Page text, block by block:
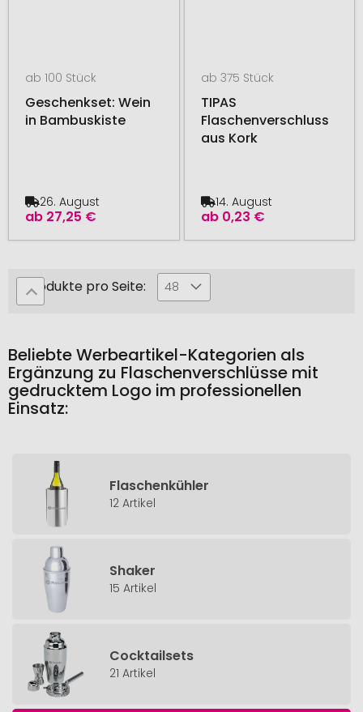
ab 100 Stück
Geschenkset: Wein
in Bambuskiste
ab 27,25 €
26. August
ab 375 Stück
TIPAS
Flaschenverschluss
aus Kork
ab 0,23 €
14. August
Produkte pro Seite: 48
Beliebte Werbeartikel-Kategorien als
Ergänzung zu Flaschenverschlüsse mit
gedrucktem Logo im professionellen
Einsatz:
Flaschenkühler
12 Artikel
Shaker
15 Artikel
Cocktailsets
21 Artikel